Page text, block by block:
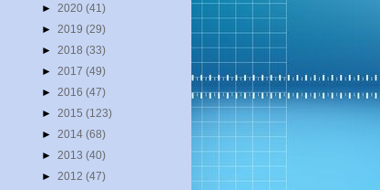
► 2020 (41)
► 2019 (29)
► 2018 (33)
► 2017 (49)
► 2016 (47)
► 2015 (123)
► 2014 (68)
► 2013 (40)
► 2012 (47)